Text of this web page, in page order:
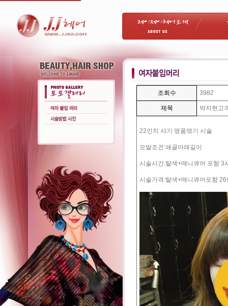
조회수 3982
제목 박지현고
22인치 샤기 명품엮기 시술
모발조건:쇄골아래길이
시술시간:탈색+매니큐어 포함 3
시술가격:탈색+매니큐어포함 26